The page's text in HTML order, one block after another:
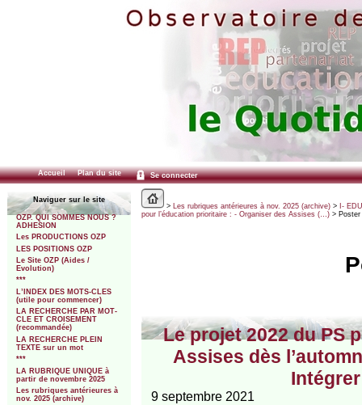
Accueil Plan du site Se connecter
Naviguer sur le site
OZP. QUI SOMMES NOUS ?
ADHESION
Les PRODUCTIONS OZP
LES POSITIONS OZP
Le Site OZP (Aides /
Evolution)
***
L’INDEX DES MOTS-CLES
(utile pour commencer)
LA RECHERCHE PAR MOT-
CLE ET CROISEMENT
(recommandée)
LA RECHERCHE PLEIN
TEXTE sur un mot
***
LA RUBRIQUE UNIQUE à
partir de novembre 2025
Les rubriques antérieures à
nov. 2025 (archive)
> Les rubriques antérieures à nov. 2025 (archive)> I-
pour l’éducation prioritaire : - Organiser des Assises (…)> Poster
Le projet 2022 du PS
Assises dès
9 septembre 2021